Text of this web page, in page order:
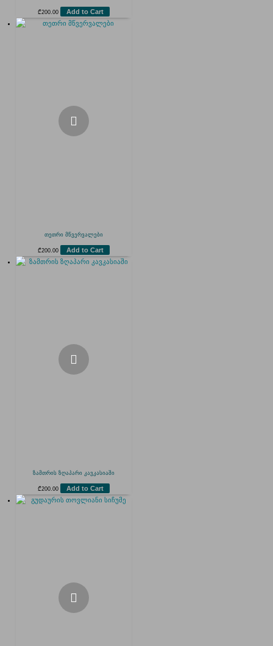
₾200.00 Add to Cart
თეთრი მწვერვალები
₾200.00 Add to Cart
ზამთრის ზღაპარი კავკასიაში
₾200.00 Add to Cart